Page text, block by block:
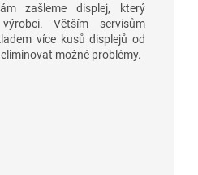
zašleme displej, který
Větším servisům
více kusů displejů od
možné problémy.